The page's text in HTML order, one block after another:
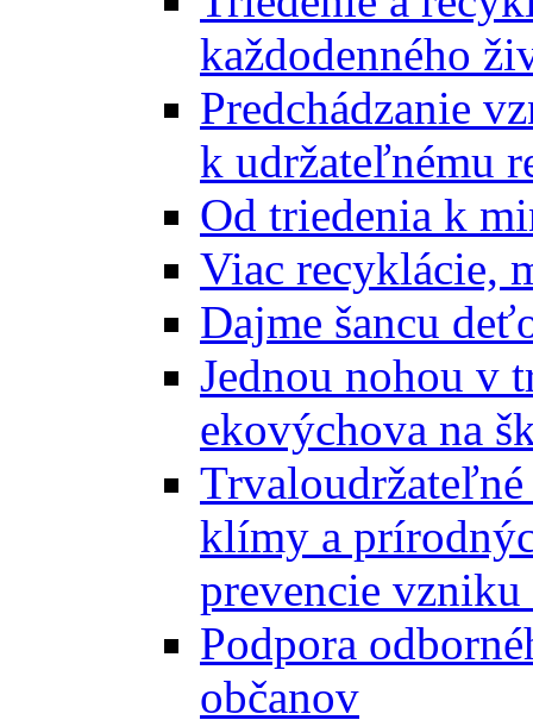
každodenného
Predchádzanie
k udržateľnému
Od triedenia k
Viac recyklácie,
Dajme šancu
Jednou nohou v
ekovýchova na
klímy a
prevencie vzniku
Podpora
občanov